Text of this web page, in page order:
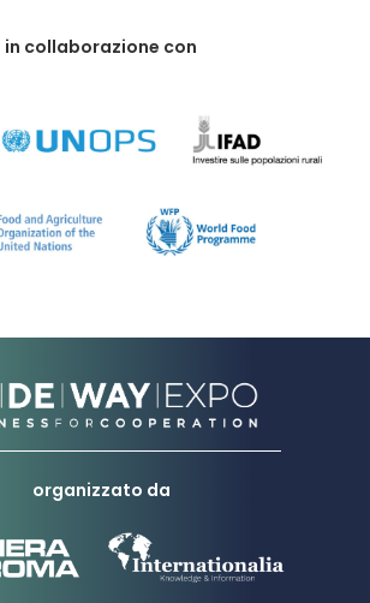
in collaborazione con
organizzato da